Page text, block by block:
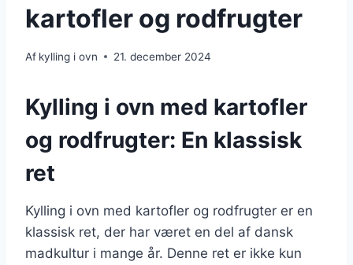
kartofler og rodfrugter
Af kylling i ovn 21. december 2024
Kylling i ovn med kartofler
og rodfrugter: En klassisk
ret
Kylling i ovn med kartofler og rodfrugter er en
klassisk ret, der har været en del af dansk
madkultur i mange år. Denne ret er ikke kun